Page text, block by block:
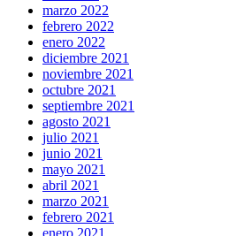
marzo 2022
febrero 2022
enero 2022
diciembre 2021
noviembre 2021
octubre 2021
septiembre 2021
agosto 2021
julio 2021
junio 2021
mayo 2021
abril 2021
marzo 2021
febrero 2021